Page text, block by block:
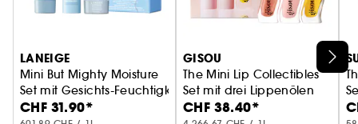
LANEIGE
Mini But Mighty Moisture
Set mit Gesichts-Feuchtigkeitspflege in Minigröße
CHF 31.90*
GISOU
The Mini Lip Collectibles
Set mit drei Lippenölen
CHF 38.40*